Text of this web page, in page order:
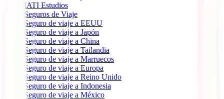
IATI Estudios
Seguros de Viaje
Seguro de viaje a EEUU
Seguro de viaje a Japón
Seguro de viaje a China
Seguro de viaje a Tailandia
Seguro de viaje a Marruecos
Seguro de viaje a Europa
Seguro de viaje a Reino Unido
Seguro de viaje a Indonesia
Seguro de viaje a México